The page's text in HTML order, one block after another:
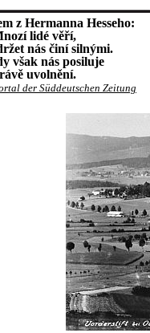
z Hermanna Hesseho:
lidé věří,
nás činí silnými.
však nás posiluje
uvolnění.
der Süddeutschen Zeitung